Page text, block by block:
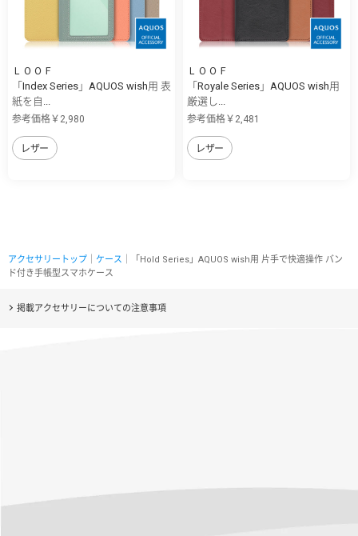
ＬＯＯＦ
「Index Series」AQUOS wish用 表
紙を自...
参考価格￥2,980
レザー
ＬＯＯＦ
「Royale Series」AQUOS wish用
厳選し...
参考価格￥2,481
レザー
アクセサリートップ ケース ｜「Hold Series」AQUOS wish用 片手で快適操作 バン
ド付き手帳型スマホケース
掲載アクセサリーについての注意事項